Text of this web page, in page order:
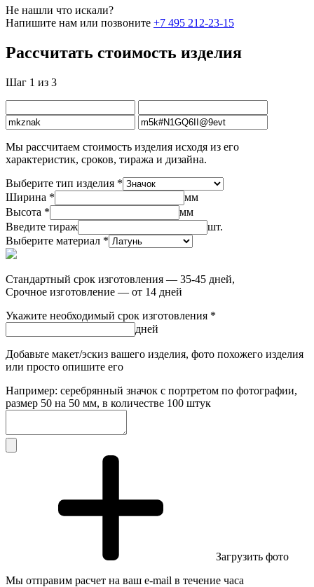
Не нашли что искали?
Напишите нам или позвоните +7 495 212-23-15
Рассчитать стоимость изделия
Шаг 1 из 3
Мы рассчитаем стоимость изделия исходя из его
характеристик, сроков, тиража и дизайна.
Выберите тип изделия *
Ширина *
мм
Высота *
мм
Введите тираж
шт.
Выберите материал *
Стандартный срок изготовления — 35-45 дней,
Срочное изготовление — от 14 дней
Укажите необходимый срок изготовления *
дней
Добавьте макет/эскиз вашего изделия, фото похожего изделия
или просто опишите его
Например: серебрянный значок с портретом по фотографии,
размер 50 на 50 мм, в количестве 100 штук
Загрузить фото
Мы отправим расчет на ваш e-mail в течение часа